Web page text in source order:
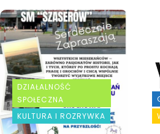
DZIAŁALNOŚĆ
SPOŁECZNA
KULTURA I ROZRYWKA